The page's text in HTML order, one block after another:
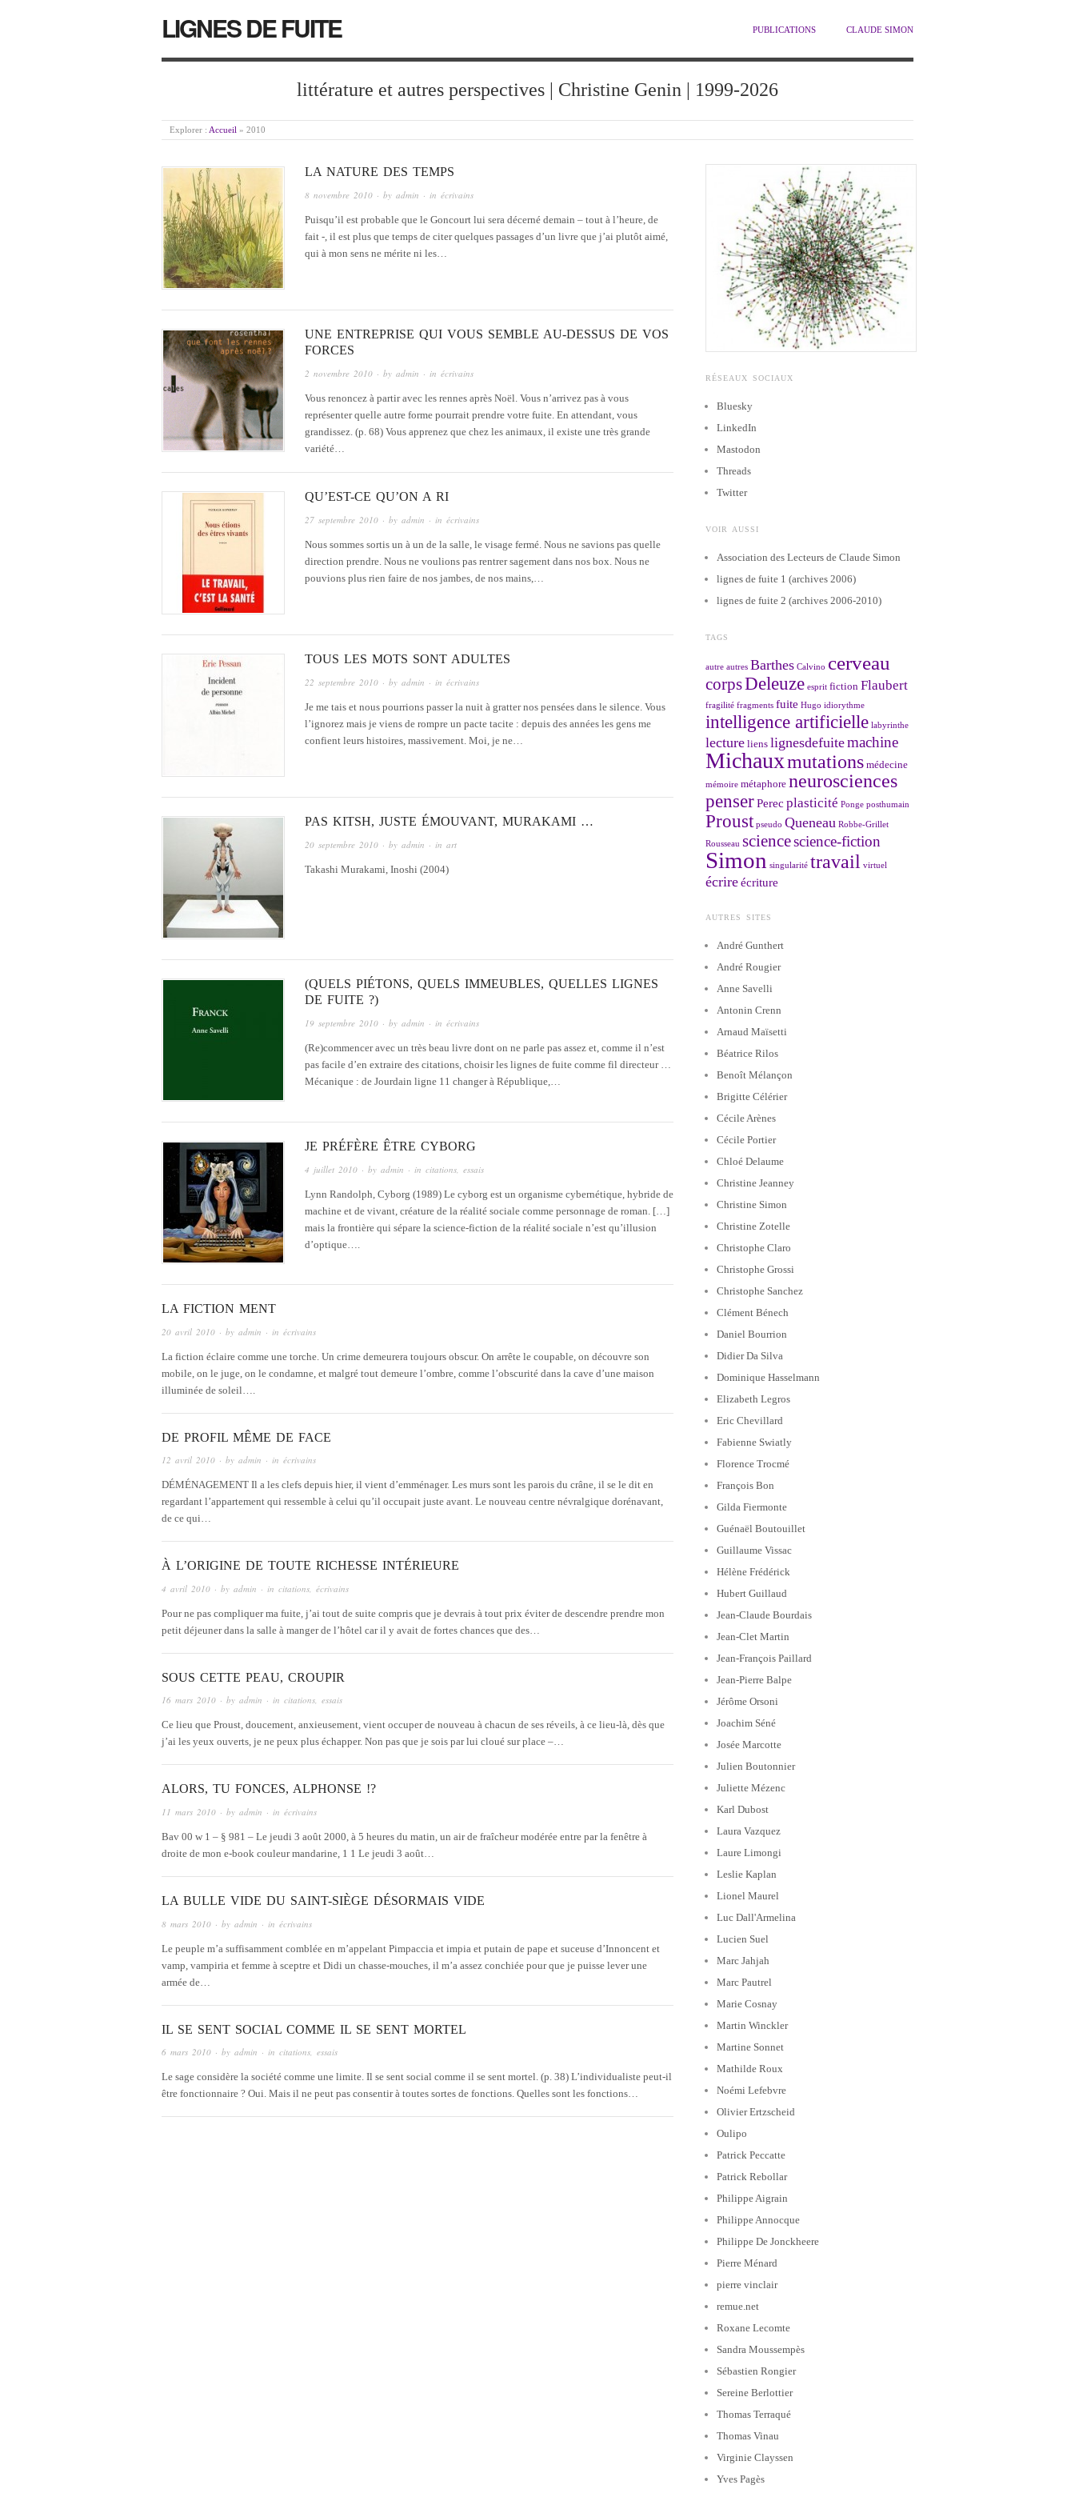
LIGNES DE FUITE PUBLICATIONS CLAUDE SIMON
littérature et autres perspectives | Christine Genin | 1999-2026
Explorer : Accueil » 2010
LA NATURE DES TEMPS
8 novembre 2010 · by admin · in écrivains
Puisqu’il est probable que le Goncourt lui sera décerné demain – tout à l’heure, de
fait -, il est plus que temps de citer quelques passages d’un livre que j’ai plutôt aimé,
qui à mon sens ne mérite ni les…
UNE ENTREPRISE QUI VOUS SEMBLE AU-DESSUS DE VOS
FORCES
2 novembre 2010 · by admin · in écrivains
Vous renoncez à partir avec les rennes après Noël. Vous n’arrivez pas à vous
représenter quelle autre forme pourrait prendre votre fuite. En attendant, vous
grandissez. (p. 68) Vous apprenez que chez les animaux, il existe une très grande
variété…
QU’EST-CE QU’ON A RI
27 septembre 2010 · by admin · in écrivains
Nous sommes sortis un à un de la salle, le visage fermé. Nous ne savions pas quelle
direction prendre. Nous ne voulions pas rentrer sagement dans nos box. Nous ne
pouvions plus rien faire de nos jambes, de nos mains,…
TOUS LES MOTS SONT ADULTES
22 septembre 2010 · by admin · in écrivains
Je me tais et nous pourrions passer la nuit à gratter nos pensées dans le silence. Vous
l’ignorez mais je viens de rompre un pacte tacite : depuis des années les gens me
confient leurs histoires, massivement. Moi, je ne…
PAS KITSH, JUSTE ÉMOUVANT, MURAKAMI …
20 septembre 2010 · by admin · in art
Takashi Murakami, Inoshi (2004)
(QUELS PIÉTONS, QUELS IMMEUBLES, QUELLES LIGNES
DE FUITE ?)
19 septembre 2010 · by admin · in écrivains
(Re)commencer avec un très beau livre dont on ne parle pas assez et, comme il n’est
pas facile d’en extraire des citations, choisir les lignes de fuite comme fil directeur …
Mécanique : de Jourdain ligne 11 changer à République,…
JE PRÉFÈRE ÊTRE CYBORG
4 juillet 2010 · by admin · in citations essais
Lynn Randolph, Cyborg (1989) Le cyborg est un organisme cybernétique, hybride de
machine et de vivant, créature de la réalité sociale comme personnage de roman. […]
mais la frontière qui sépare la science-fiction de la réalité sociale n’est qu’illusion
d’optique….
LA FICTION MENT
20 avril 2010 · by admin · in écrivains
La fiction éclaire comme une torche. Un crime demeurera toujours obscur. On arrête le coupable, on découvre son
mobile, on le juge, on le condamne, et malgré tout demeure l’ombre, comme l’obscurité dans la cave d’une maison
illuminée de soleil….
DE PROFIL MÊME DE FACE
12 avril 2010 · by admin · in écrivains
DÉMÉNAGEMENT Il a les clefs depuis hier, il vient d’emménager. Les murs sont les parois du crâne, il se le dit en
regardant l’appartement qui ressemble à celui qu’il occupait juste avant. Le nouveau centre névralgique dorénavant,
de ce qui…
À L’ORIGINE DE TOUTE RICHESSE INTÉRIEURE
4 avril 2010 · by admin · in citations écrivains
Pour ne pas compliquer ma fuite, j’ai tout de suite compris que je devrais à tout prix éviter de descendre prendre mon
petit déjeuner dans la salle à manger de l’hôtel car il y avait de fortes chances que des…
SOUS CETTE PEAU, CROUPIR
16 mars 2010 · by admin · in citations, essais
Ce lieu que Proust, doucement, anxieusement, vient occuper de nouveau à chacun de ses réveils, à ce lieu-là, dès que
j’ai les yeux ouverts, je ne peux plus échapper. Non pas que je sois par lui cloué sur place –…
ALORS, TU FONCES, ALPHONSE !?
11 mars 2010 · by admin · in écrivains
Bav 00 w 1 – § 981 – Le jeudi 3 août 2000, à 5 heures du matin, un air de fraîcheur modérée entre par la fenêtre à
droite de mon e-book couleur mandarine, 1 1 Le jeudi 3 août…
LA BULLE VIDE DU SAINT-SIÈGE DÉSORMAIS VIDE
8 mars 2010 · by admin · in écrivains
Le peuple m’a suffisamment comblée en m’appelant Pimpaccia et impia et putain de pape et suceuse d’Innoncent et
vamp, vampiria et femme à sceptre et Didi un chasse-mouches, il m’a assez conchiée pour que je puisse lever une
armée de…
IL SE SENT SOCIAL COMME IL SE SENT MORTEL
6 mars 2010 · by admin · in citations, essais
Le sage considère la société comme une limite. Il se sent social comme il se sent mortel. (p. 38) L’individualiste peut-il
être fonctionnaire ? Oui. Mais il ne peut pas consentir à toutes sortes de fonctions. Quelles sont les fonctions…
RÉSEAUX SOCIAUX
Bluesky
LinkedIn
Mastodon
Threads
Twitter
VOIR AUSSI
Association des Lecteurs de Claude Simon
lignes de fuite 1 (archives 2006)
lignes de fuite 2 (archives 2006-2010)
TAGS
autre autres Barthes Calvino cerveau
corpsDeleuze esprit fiction Flaubert
fragilité fragments fuite Hugo idiorythme
intelligence artificielle labyrinthe
lecture liens lignesdefuitemachine
Michauxmutations médecine
mémoire métaphore neurosciences
penserPerec plasticité Ponge posthumain
Proust pseudo Queneau Robbe-Grillet
Rousseau sciencescience-fiction
Simon singularité travail virtuel
écrireécriture
AUTRES SITES
André Gunthert
André Rougier
Anne Savelli
Antonin Crenn
Arnaud Maïsetti
Béatrice Rilos
Benoît Mélançon
Brigitte Célérier
Cécile Arènes
Cécile Portier
Chloé Delaume
Christine Jeanney
Christine Simon
Christine Zotelle
Christophe Claro
Christophe Grossi
Christophe Sanchez
Clément Bénech
Daniel Bourrion
Didier Da Silva
Dominique Hasselmann
Elizabeth Legros
Eric Chevillard
Fabienne Swiatly
Florence Trocmé
François Bon
Gilda Fiermonte
Guénaël Boutouillet
Guillaume Vissac
Hélène Frédérick
Hubert Guillaud
Jean-Claude Bourdais
Jean-Clet Martin
Jean-François Paillard
Jean-Pierre Balpe
Jérôme Orsoni
Joachim Séné
Josée Marcotte
Julien Boutonnier
Juliette Mézenc
Karl Dubost
Laura Vazquez
Laure Limongi
Leslie Kaplan
Lionel Maurel
Luc Dall'Armelina
Lucien Suel
Marc Jahjah
Marc Pautrel
Marie Cosnay
Martin Winckler
Martine Sonnet
Mathilde Roux
Noémi Lefebvre
Olivier Ertzscheid
Oulipo
Patrick Peccatte
Patrick Rebollar
Philippe Aigrain
Philippe Annocque
Philippe De Jonckheere
Pierre Ménard
pierre vinclair
remue.net
Roxane Lecomte
Sandra Moussempès
Sébastien Rongier
Sereine Berlottier
Thomas Terraqué
Thomas Vinau
Virginie Clayssen
Yves Pagès